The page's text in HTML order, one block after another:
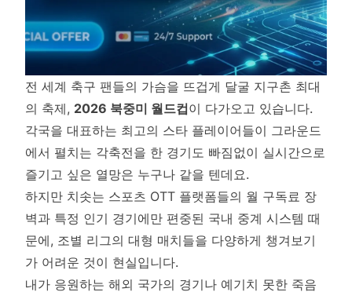
전 세계 축구 팬들의 가슴을 뜨겁게 달굴 지구촌 최대
의 축제, 2026 북중미 월드컵이 다가오고 있습니다.
각국을 대표하는 최고의 스타 플레이어들이 그라운드
에서 펼치는 각축전을 한 경기도 빠짐없이 실시간으로
즐기고 싶은 열망은 누구나 같을 텐데요.
하지만 치솟는 스포츠 OTT 플랫폼들의 월 구독료 장
벽과 특정 인기 경기에만 편중된 국내 중계 시스템 때
문에, 조별 리그의 대형 매치들을 다양하게 챙겨보기
가 어려운 것이 현실입니다.
내가 응원하는 해외 국가의 경기나 예기치 못한 죽음